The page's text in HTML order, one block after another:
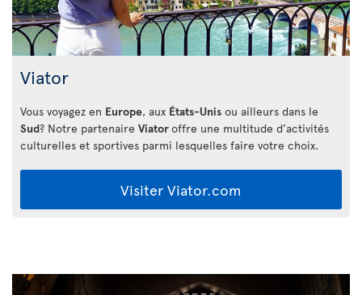
Viator
Vous voyagez en Europe, aux États-Unis ou ailleurs dans le
Sud? Notre partenaire Viatoroffre une multitude d’activités
culturelles et sportives parmi lesquelles faire votre choix.
Visiter Viator.com